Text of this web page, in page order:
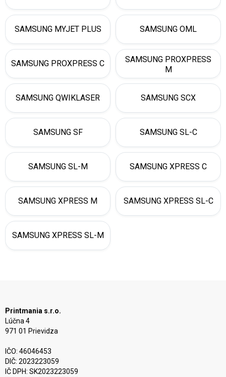
SAMSUNG MYJET PLUS SAMSUNG OML
SAMSUNG PROXPRESS C
SAMSUNG PROXPRESS
M
SAMSUNG QWIKLASER SAMSUNG SCX
SAMSUNG SF SAMSUNG SL-C
SAMSUNG SL-M SAMSUNG XPRESS C
SAMSUNG XPRESS M SAMSUNG XPRESS SL-C
SAMSUNG XPRESS SL-M
Printmania s.r.o.
Lúčna 4
971 01 Prievidza
IČO: 46046453
DIČ: 2023223059
IČ DPH: SK2023223059